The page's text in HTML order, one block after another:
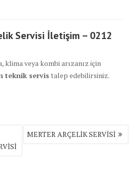
Servisi İletişim – 0212
klima veya kombi arızanız için
teknik servis talep edebilirsiniz.
MERTER ARÇELİK SERVİSİ